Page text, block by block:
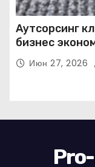
Аутсорсинг
бизнес
Июн 27, 2026